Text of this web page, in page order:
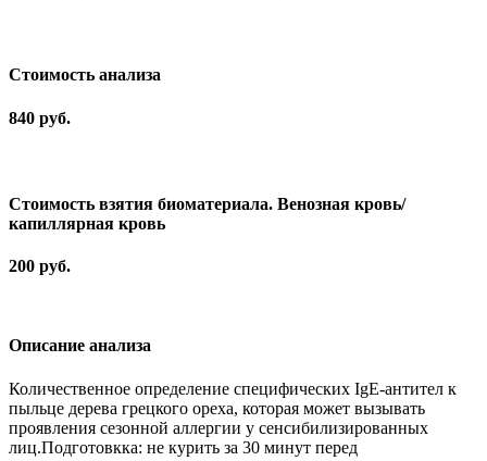
Cтоимость анализа
840 руб.
Стоимость взятия биоматериала. Венозная кровь/
капиллярная кровь
200 руб.
Описание анализа
Количественное определение специфических IgE-антител к
пыльце дерева грецкого ореха, которая может вызывать
проявления сезонной аллергии у сенсибилизированных
лиц.Подготовкка: не курить за 30 минут перед